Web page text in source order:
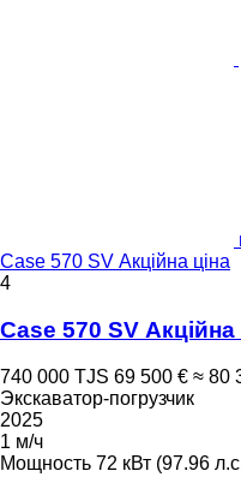
Case 570 SV Акційна ціна
4
Case 570 SV Акційна
740 000 TJS 69 500 € ≈ 80
Экскаватор-погрузчик
2025
1 м/ч
Мощность 72 кВт (97.96